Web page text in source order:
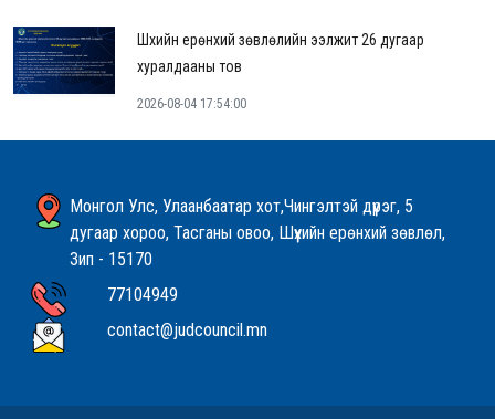
Шүүхийн ерөнхий зөвлөлийн ээлжит 26 дугаар
хуралдааны тов
2026-08-04 17:54:00
Монгол Улс, Улаанбаатар хот,Чингэлтэй дүүрэг, 5
дугаар хороо, Тасганы овоо, Шүүхийн ерөнхий зөвлөл,
Зип - 15170
77104949
contact@judcouncil.mn